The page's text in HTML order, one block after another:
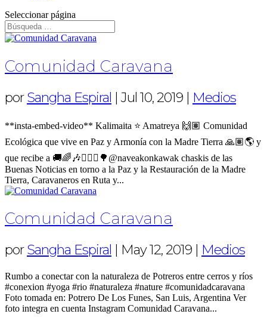
Seleccionar página
Comunidad Caravana
porSangha Espiral |Jul 10, 2019 | Medios
**insta-embed-video** Kalimaita ⭐️ Amatreya 🙌🏽 Comunidad
Ecológica que vive en Paz y Armonía con la Madre Tierra 🙏🏽🌎 y
que recibe a 🚚🌈🎶🧘🏻‍♀️🌳@naveakonkawak chaskis de las
Buenas Noticias en torno a la Paz y la Restauración de la Madre
Tierra, Caravaneros en Ruta y...
Comunidad Caravana
porSangha Espiral May 12, 2019 Medios
Rumbo a conectar con la naturaleza de Potreros entre cerros y ríos
#conexion #yoga #rio #naturaleza #nature #comunidadcaravana
Foto tomada en: Potrero De Los Funes, San Luis, Argentina Ver
foto integra en cuenta Instagram Comunidad Caravana...